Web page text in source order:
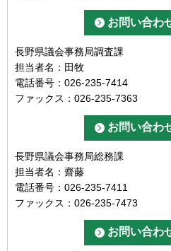
長野県議会事務局調査課
担当者名：田牧
電話番号：026-235-7414
ファックス：026-235-7363
長野県議会事務局総務課
担当者名：齋藤
電話番号：026-235-7411
ファックス：026-235-7473